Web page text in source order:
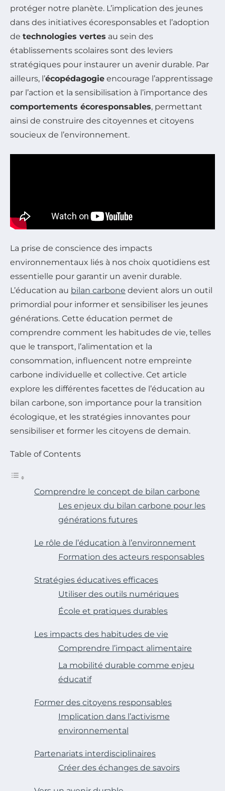
protéger notre planète. L’implication des jeunes
dans des initiatives écoresponsables et l’adoption
de technologies vertes au sein des
établissements scolaires sont des leviers
stratégiques pour instaurer un avenir durable. Par
ailleurs, l’écopédagogie encourage l’apprentissage
par l’action et la sensibilisation à l’importance des
comportements écoresponsables, permettant
ainsi de construire des citoyennes et citoyens
soucieux de l’environnement.
La prise de conscience des impacts
environnementaux liés à nos choix quotidiens est
essentielle pour garantir un avenir durable.
L’éducation au bilan carbone devient alors un outil
primordial pour informer et sensibiliser les jeunes
générations. Cette éducation permet de
comprendre comment les habitudes de vie, telles
que le transport, l’alimentation et la
consommation, influencent notre empreinte
carbone individuelle et collective. Cet article
explore les différentes facettes de l’éducation au
bilan carbone, son importance pour la transition
écologique, et les stratégies innovantes pour
sensibiliser et former les citoyens de demain.
Table of Contents
Comprendre le concept de bilan carbone
Les enjeux du bilan carbone pour les
générations futures
Le rôle de l’éducation à l’environnement
Formation des acteurs responsables
Stratégies éducatives efficaces
Utiliser des outils numériques
École et pratiques durables
Les impacts des habitudes de vie
Comprendre l’impact alimentaire
La mobilité durable comme enjeu
éducatif
Former des citoyens responsables
Implication dans l’activisme
environnemental
Partenariats interdisciplinaires
Créer des échanges de savoirs